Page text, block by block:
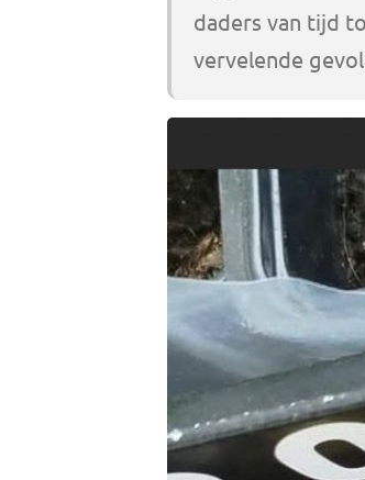
daders van tijd
vervelende